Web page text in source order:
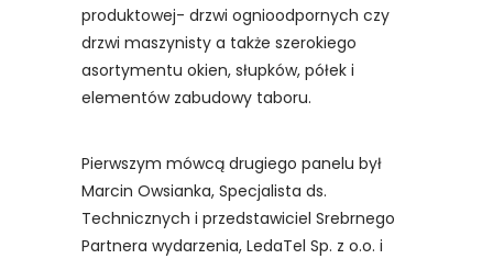
produktowej- drzwi ognioodpornych czy
drzwi maszynisty a także szerokiego
asortymentu okien, słupków, półek i
elementów zabudowy taboru.
Pierwszym mówcą drugiego panelu był
Marcin Owsianka, Specjalista ds.
Technicznych i przedstawiciel Srebrnego
Partnera wydarzenia, LedaTel Sp. z o.o. i